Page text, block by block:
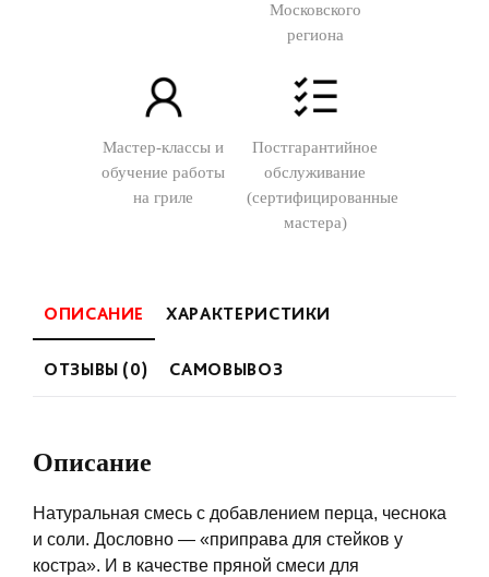
Московского
региона
Мастер-классы и
обучение работы
на гриле
Постгарантийное
обслуживание
(сертифицированные
мастера)
ОПИСАНИЕ ХАРАКТЕРИСТИКИ
ОТЗЫВЫ (0) САМОВЫВОЗ
Описание
Натуральная смесь с добавлением перца, чеснока
и соли. Дословно — «приправа для стейков у
костра». И в качестве пряной смеси для